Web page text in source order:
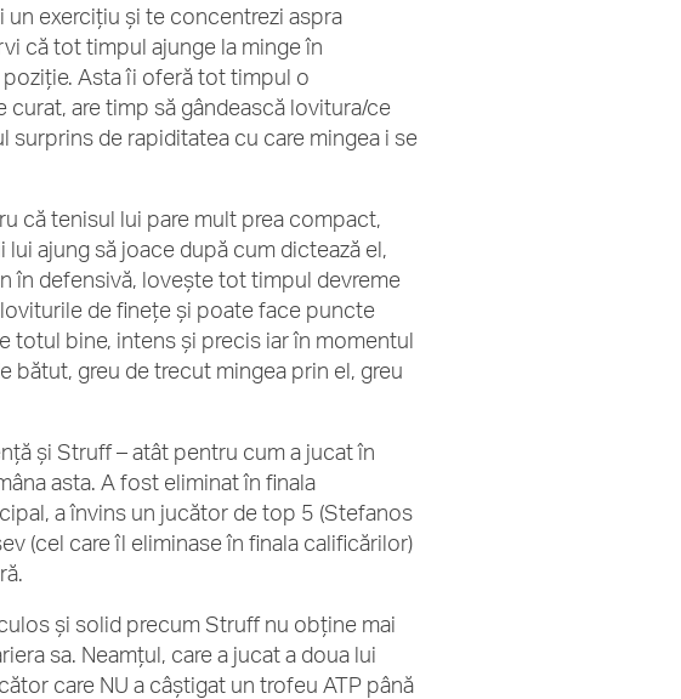
un exercițiu și te concentrezi aspra
că tot timpul ajunge la minge în
Asta îi oferă tot timpul o
are timp să gândească lovitura/ce
surprins de rapiditatea cu care mingea i se
că tenisul lui pare mult prea compact,
ajung să joace după cum dictează el,
în defensivă, lovește tot timpul devreme
de finețe și poate face puncte
totul bine, intens și precis iar în momentul
bătut, greu de trecut mingea prin el, greu
și Struff – atât pentru cum a jucat în
asta. A fost eliminat în finala
a învins un jucător de top 5 (Stefanos
(cel care îl eliminase în finala calificărilor)
și solid precum Struff nu obține mai
sa. Neamțul, care a jucat a doua lui
care NU a câștigat un trofeu ATP până